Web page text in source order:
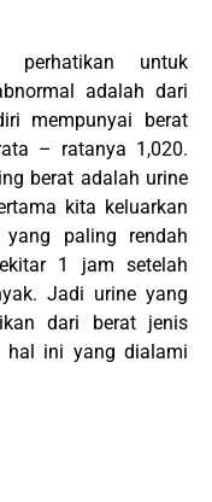
untuk
adalah dari
mempunyai berat
– ratanya 1,020.
berat adalah urine
kita keluarkan
paling rendah
1 jam setelah
Jadi urine yang
dari berat jenis
hal ini yang dialami